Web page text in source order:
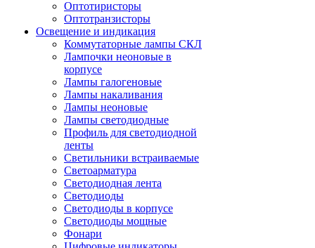
Оптотиристоры
Оптотранзисторы
Освещение и индикация
Коммутаторные лампы СКЛ
Лампочки неоновые в
корпусе
Лампы галогеновые
Лампы накаливания
Лампы неоновые
Лампы светодиодные
Профиль для светодиодной
ленты
Светильники встраиваемые
Светоарматура
Светодиодная лента
Светодиоды
Светодиоды в корпусе
Светодиоды мощные
Фонари